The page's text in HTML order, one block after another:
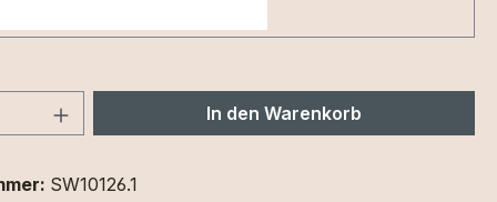
Anzahl: Gib den gewünschten Wert
In den Warenkorb
SW10126.1